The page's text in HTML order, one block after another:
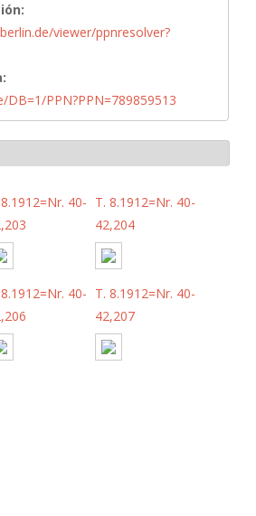
viewer/ppnresolver?
PPN?PPN=789859513
40- T. 8.1912=Nr. 40-
42,204
40- T. 8.1912=Nr. 40-
42,207